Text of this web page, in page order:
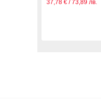
37,78 € / 73,89 лв.